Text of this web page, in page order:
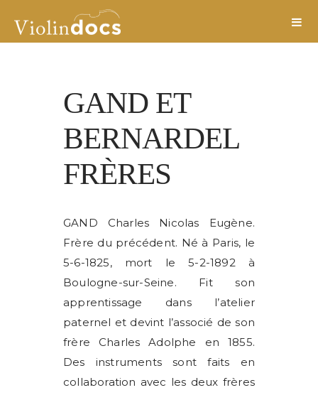
GAND ET
BERNARDEL
FRÈRES
GAND Charles Nicolas Eugène.
Frère du précédent. Né à Paris, le
5-6-1825, mort le 5-2-1892 à
Boulogne-sur-Seine. Fit son
apprentissage dans l’atelier
paternel et devint l’associé de son
frère Charles Adolphe en 1855.
Des instruments sont faits en
collaboration avec les deux frères